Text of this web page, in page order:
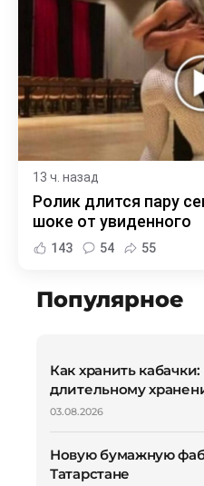
13 ч. назад
Ролик длится пару
шоке от увиденного
143 54 55
Популярное
Как хранить
длительному
03.08.2026
Новую бумажную
Татарстане